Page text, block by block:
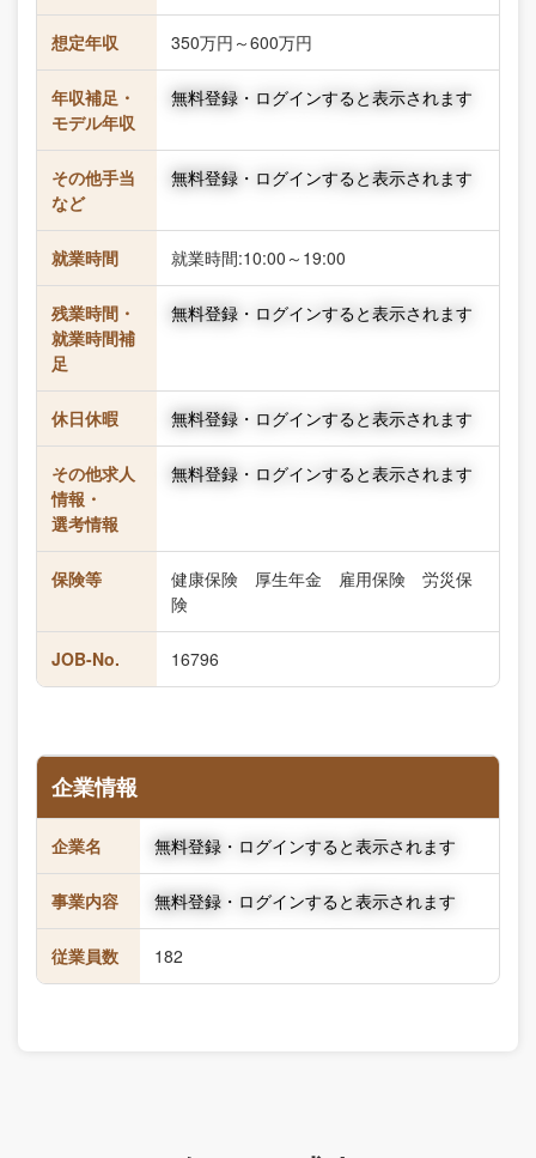
想定年収 350万円～600万円
年収補足・
モデル年収
無料登録・ログインすると表示されます
その他手当
など
無料登録・ログインすると表示されます
就業時間 就業時間:10:00～19:00
残業時間・
就業時間補
足
無料登録・ログインすると表示されます
休日休暇 無料登録・ログインすると表示されます
その他求人
情報・
選考情報
無料登録・ログインすると表示されます
保険等
健康保険 厚生年金 雇用保険 労災保
険
JOB-No. 16796
企業情報
企業名 無料登録・ログインすると表示されます
事業内容 無料登録・ログインすると表示されます
従業員数 182